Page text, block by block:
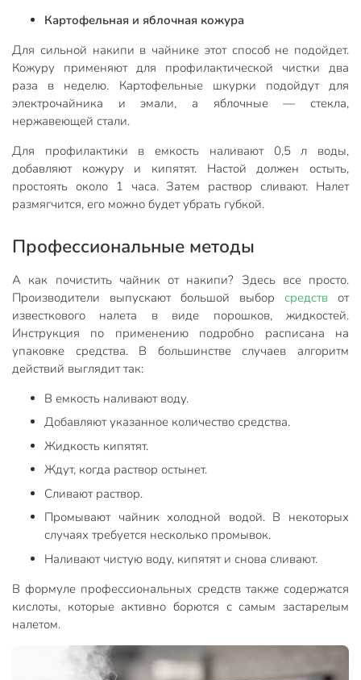
Картофельная и яблочная кожура
Для сильной накипи в чайнике этот способ не подойдет.
Кожуру применяют для профилактической чистки два
раза в неделю. Картофельные шкурки подойдут для
электрочайника и эмали, а яблочные — стекла,
нержавеющей стали.
Для профилактики в емкость наливают 0,5 л воды,
добавляют кожуру и кипятят. Настой должен остыть,
простоять около 1 часа. Затем раствор сливают. Налет
размягчится, его можно будет убрать губкой.
Профессиональные методы
А как почистить чайник от накипи? Здесь все просто.
Производители выпускают большой выбор средств от
известкового налета в виде порошков, жидкостей.
Инструкция по применению подробно расписана на
упаковке средства. В большинстве случаев алгоритм
действий выглядит так:
В емкость наливают воду.
Добавляют указанное количество средства.
Жидкость кипятят.
Ждут, когда раствор остынет.
Сливают раствор.
Промывают чайник холодной водой. В некоторых
случаях требуется несколько промывок.
Наливают чистую воду, кипятят и снова сливают.
В формуле профессиональных средств также содержатся
кислоты, которые активно борются с самым застарелым
налетом.